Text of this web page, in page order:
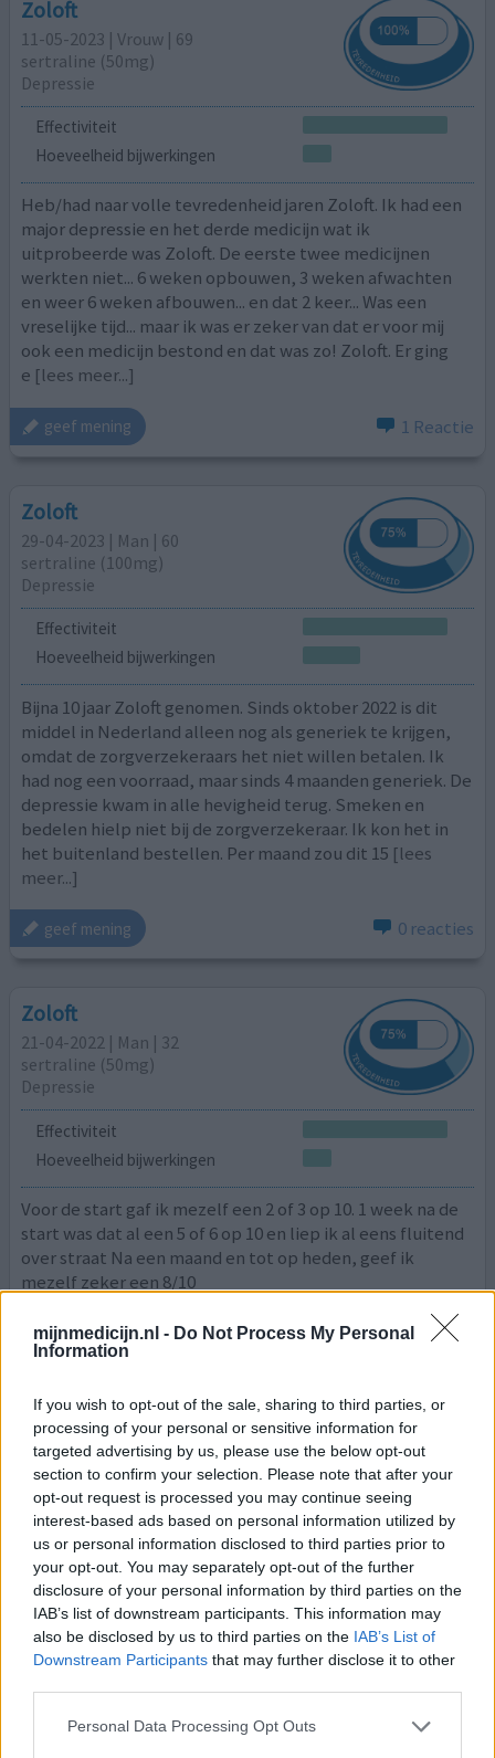
mijnmedicijn.nl - Do Not Process My Personal
Information
If you wish to opt-out of the sale, sharing to third parties, or
processing of your personal or sensitive information for
targeted advertising by us, please use the below opt-out
section to confirm your selection. Please note that after your
opt-out request is processed you may continue seeing
interest-based ads based on personal information utilized by
us or personal information disclosed to third parties prior to
your opt-out. You may separately opt-out of the further
disclosure of your personal information by third parties on the
IAB’s list of downstream participants. This information may
also be disclosed by us to third parties on the IAB’s List of
Downstream Participants that may further disclose it to other
Personal Data Processing Opt Outs
Zoloft
11-05-2023 | Vrouw | 69
sertraline (50mg)
Depressie
Effectiviteit
Hoeveelheid bijwerkingen
Heb/had naar volle tevredenheid jaren Zoloft. Ik had een
major depressie en het derde medicijn wat ik
uitprobeerde was Zoloft. De eerste twee medicijnen
werkten niet... 6 weken opbouwen, 3 weken afwachten
en weer 6 weken afbouwen... en dat 2 keer... Was een
vreselijke tijd... maar ik was er zeker van dat er voor mij
ook een medicijn bestond en dat was zo! Zoloft. Er ging
e [lees meer...]
geef mening 1 Reactie
Zoloft
29-04-2023 | Man | 60
sertraline (100mg)
Depressie
Effectiviteit
Hoeveelheid bijwerkingen
Bijna 10 jaar Zoloft genomen. Sinds oktober 2022 is dit
middel in Nederland alleen nog als generiek te krijgen,
omdat de zorgverzekeraars het niet willen betalen. Ik
had nog een voorraad, maar sinds 4 maanden generiek. De
depressie kwam in alle hevigheid terug. Smeken en
bedelen hielp niet bij de zorgverzekeraar. Ik kon het in
het buitenland bestellen. Per maand zou dit 15 [lees
meer...]
geef mening 0 reacties
Zoloft
21-04-2022 | Man | 32
sertraline (50mg)
Depressie
Effectiviteit
Hoeveelheid bijwerkingen
Voor de start gaf ik mezelf een 2 of 3 op 10. 1 week na de
start was dat al een 5 of 6 op 10 en liep ik al eens fluitend
over straat Na een maand en tot op heden, geef ik
mezelf zeker een 8/10
geef mening 0 reacties
Zoloft
16-12-2019 | Vrouw | 18
sertraline (50mg)
Depressiviteit
Hoeveelheid bijwerkingen
geef mening 0 reacties